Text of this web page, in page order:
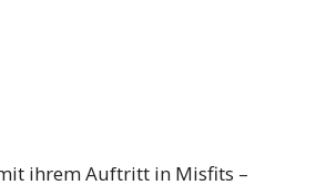
ihrem Auftritt in Misfits –